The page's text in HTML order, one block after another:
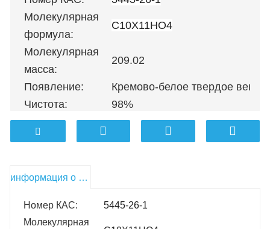
Молекулярная
формула:
С10Х11НО4
Молекулярная
масса:
209.02
Появление:
Кремово-белое твердое
Чистота:
98%
Упаковка:
100 г ；500 г；1 кг ；5 кг；10 кг
кг и т. д.
информация о продукте
Номер КАС:
5445-26-1
Молекулярная